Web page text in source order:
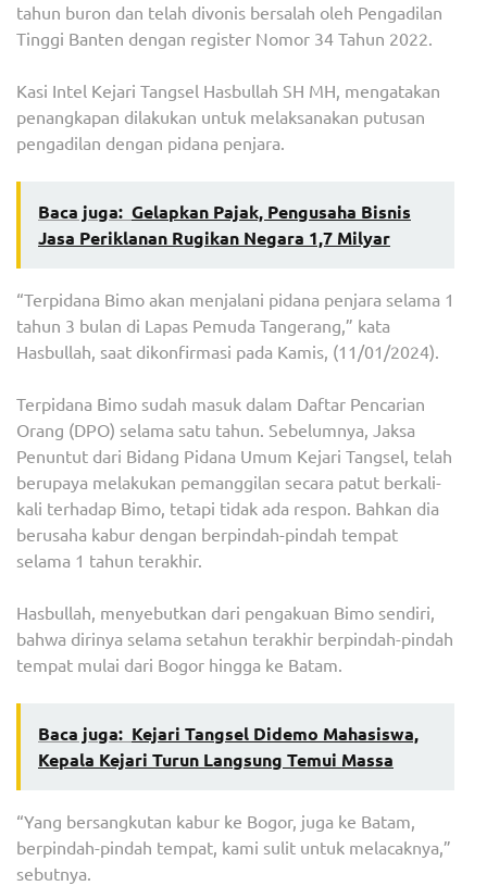
tahun buron dan telah divonis bersalah oleh Pengadilan
Tinggi Banten dengan register Nomor 34 Tahun 2022.
Kasi Intel Kejari Tangsel Hasbullah SH MH, mengatakan
penangkapan dilakukan untuk melaksanakan putusan
pengadilan dengan pidana penjara.
Baca juga: Gelapkan Pajak, Pengusaha Bisnis
Jasa Periklanan Rugikan Negara 1,7 Milyar
“Terpidana Bimo akan menjalani pidana penjara selama 1
tahun 3 bulan di Lapas Pemuda Tangerang,” kata
Hasbullah, saat dikonfirmasi pada Kamis, (11/01/2024).
Terpidana Bimo sudah masuk dalam Daftar Pencarian
Orang (DPO) selama satu tahun. Sebelumnya, Jaksa
Penuntut dari Bidang Pidana Umum Kejari Tangsel, telah
berupaya melakukan pemanggilan secara patut berkali-
kali terhadap Bimo, tetapi tidak ada respon. Bahkan dia
berusaha kabur dengan berpindah-pindah tempat
selama 1 tahun terakhir.
Hasbullah, menyebutkan dari pengakuan Bimo sendiri,
bahwa dirinya selama setahun terakhir berpindah-pindah
tempat mulai dari Bogor hingga ke Batam.
Baca juga: Kejari Tangsel Didemo Mahasiswa,
Kepala Kejari Turun Langsung Temui Massa
“Yang bersangkutan kabur ke Bogor, juga ke Batam,
berpindah-pindah tempat, kami sulit untuk melacaknya,”
sebutnya.